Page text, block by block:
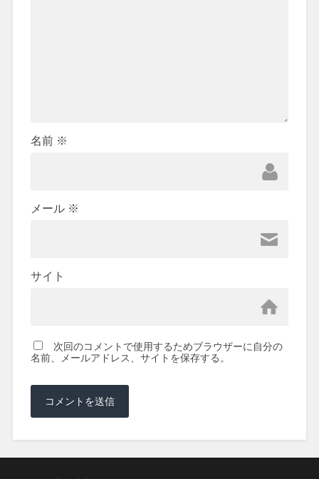
名前 ※
メール ※
サイト
次回のコメントで使用するためブラウザーに自分の
名前、メールアドレス、サイトを保存する。